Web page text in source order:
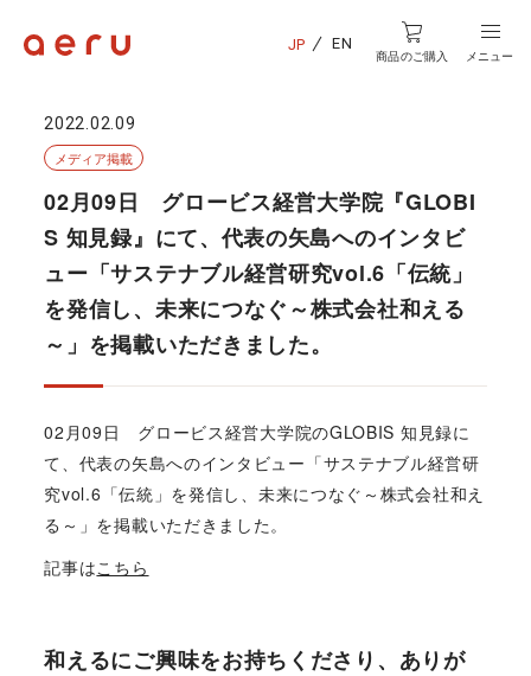
JP EN
商品のご購入 メニュー
2022.02.09
メディア掲載
02月09日 グロービス経営大学院『GLOBI
S 知見録』にて、代表の矢島へのインタビ
ュー「サステナブル経営研究vol.6「伝統」
を発信し、未来につなぐ～株式会社和える
～」を掲載いただきました。
02月09日 グロービス経営大学院のGLOBIS 知見録に
て、代表の矢島へのインタビュー「サステナブル経営研
究vol.6「伝統」を発信し、未来につなぐ～株式会社和え
る～」を掲載いただきました。
記事はこちら
和えるにご興味をお持ちくださり、ありが